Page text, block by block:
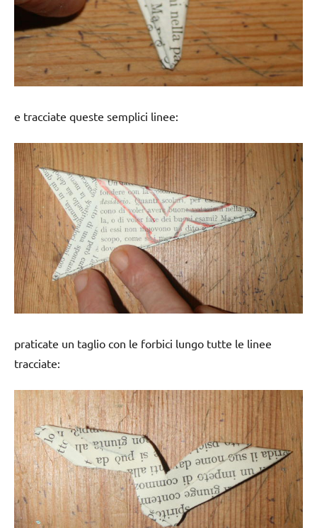
e tracciate queste semplici linee:
praticate un taglio con le forbici lungo tutte le linee
tracciate: